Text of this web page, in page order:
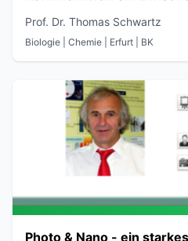
Jahren Forschung
Prof. Dr. Thomas Schwartz
Biologie | Chemie | Erfurt | BK
Photo & Nano - ein